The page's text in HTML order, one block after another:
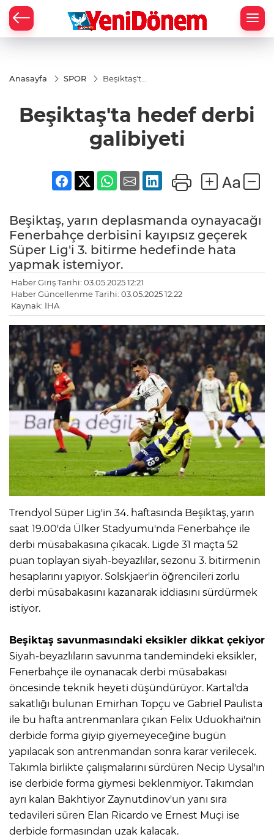
Anasayfa SPOR
Beşiktaş'ta
galibiyeti
Beşiktaş'ta hedef derbi
galibiyeti
Beşiktaş, yarın deplasmanda oynayacağı
Fenerbahçe derbisini kayıpsız geçerek
Süper Lig'i 3. bitirme hedefinde hata
yapmak istemiyor.
Haber Giriş Tarihi: 03.05.2025 12:21
Haber Güncellenme Tarihi: 03.05.2025 12:22
Kaynak: İHA
Trendyol Süper Lig'in 34. haftasında Beşiktaş, yarın
saat 19.00'da Ülker Stadyumu'nda Fenerbahçe ile
derbi müsabakasına çıkacak. Ligde 31 maçta 52
puan toplayan siyah-beyazlılar, sezonu 3. bitirmenin
hesaplarını yapıyor. Solskjaer'in öğrencileri zorlu
derbi müsabakasını kazanarak iddiasını sürdürmek
istiyor.
Beşiktaş savunmasındaki eksikler dikkat çekiyor
Siyah-beyazlıların savunma tandemindeki eksikler,
Fenerbahçe ile oynanacak derbi müsabakası
öncesinde teknik heyeti düşündürüyor. Kartal'da
sakatlığı bulunan Emirhan Topçu ve Gabriel Paulista
ile bu hafta antrenmanlara çıkan Felix Uduokhai'nin
derbide forma giyip giyemeyeceğine bugün
yapılacak son antrenmandan sonra karar verilecek.
Takımla birlikte çalışmalarını sürdüren Necip Uysal'ın
ise derbide forma giymesi beklenmiyor. Takımdan
ayrı kalan Bakhtiyor Zaynutdinov'un yanı sıra
tedavileri süren Elan Ricardo ve Ernest Muçi ise
derbide formasından uzak kalacak.